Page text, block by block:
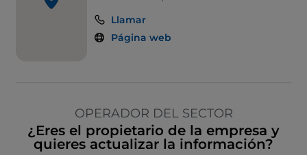
Llamar
Página web
OPERADOR DEL SECTOR
¿Eres el propietario de la empresa y
quieres actualizar la información?